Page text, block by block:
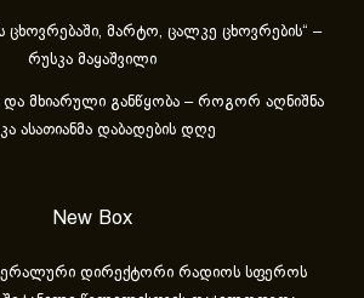
ცხოვ­რე­ბა­ში, მარ­ტო, ცალ­კე ცხოვ­რე­ბის“ –
რუსკა მაყაშვილი
მხიარული განწყობა – როგორ აღნიშნა
ასათიანმა დაბადების დღე
New Box
დირექტორი რადიოს სფეროს